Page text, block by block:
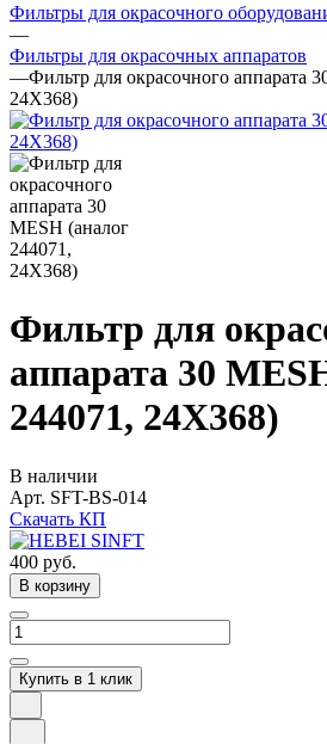
Фильтры для окрасочного
—
Фильтры для окрасочных аппаратов
—Фильтр для окрасочного аппарата
24X368)
Фильтр для
аппарата 30
244071, 24X368)
В наличии
Арт. SFT-BS-014
Скачать КП
400 руб.
В корзину
Купить в 1 клик